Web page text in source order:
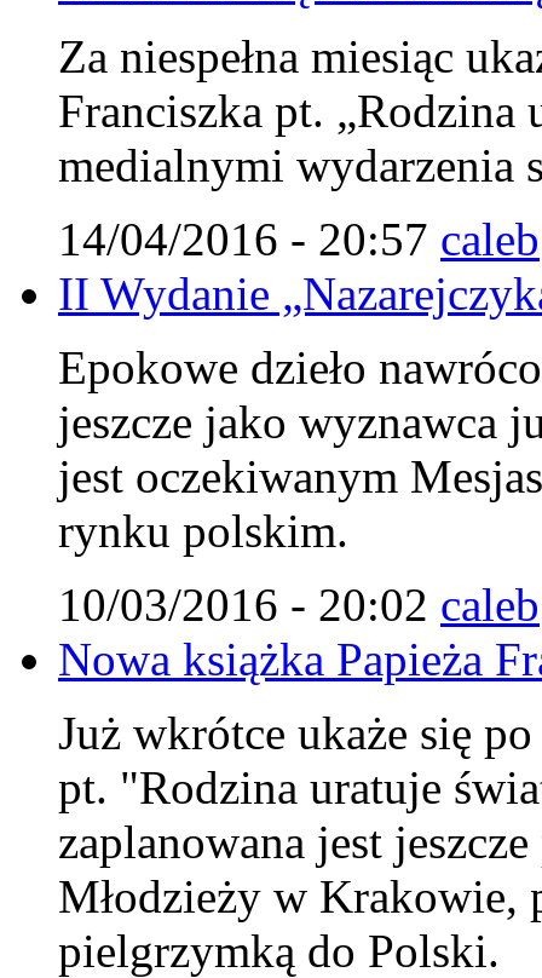
Za niespełna miesiąc
Franciszka pt. „Rodzina
medialnymi wydarzenia
14/04/2016 - 20:57 caleb
II Wydanie
Epokowe dzieło
jeszcze jako wyznawca
jest oczekiwanym
rynku polskim.
10/03/2016 - 20:02 caleb
Nowa książka Papieża
Już wkrótce ukaże się
pt. "Rodzina uratuje
zaplanowana jest
Młodzieży w Krakowie,
pielgrzymką do Polski.